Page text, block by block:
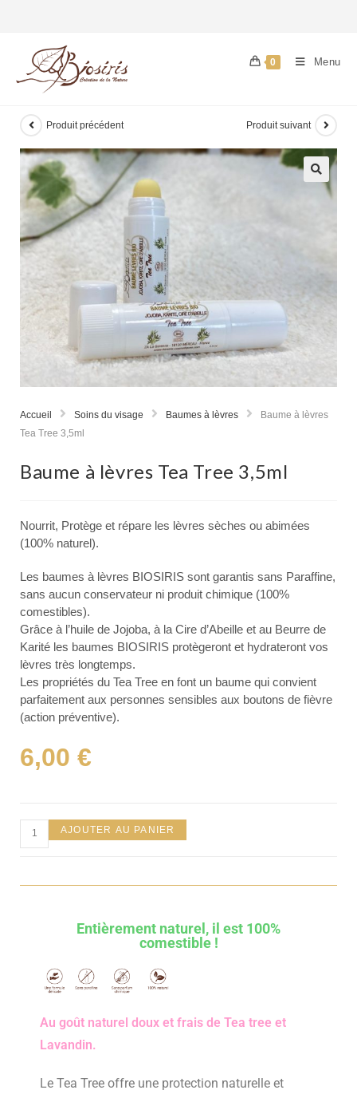
0 Menu
Produit précédent Produit suivant
Accueil Soins du visage Baumes à lèvres
Baume à lèvres
Tea Tree 3,5ml
Baume à lèvres Tea Tree 3,5ml
Nourrit, Protège et répare les lèvres sèches ou abimées
(100% naturel).
Les baumes à lèvres BIOSIRIS sont garantis sans Paraffine,
sans aucun conservateur ni produit chimique (100%
comestibles).
Grâce à l’huile de Jojoba, à la Cire d’Abeille et au Beurre de
Karité les baumes BIOSIRIS protègeront et hydrateront vos
lèvres très longtemps.
Les propriétés du Tea Tree en font un baume qui convient
parfaitement aux personnes sensibles aux boutons de fièvre
(action préventive).
6,00 €
AJOUTER AU PANIER
Entièrement naturel, il est 100%
comestible !
Au goût naturel doux et frais de Tea tree et
Lavandin.
Le Tea Tree offre une protection naturelle et